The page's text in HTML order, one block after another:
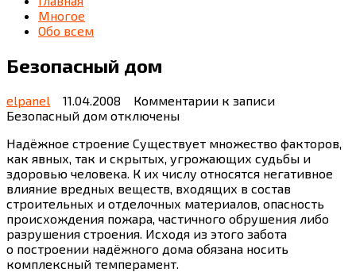
Многое
Обо всем
Безопасный дом
elpanel 11.04.2008 Комментарии к записи
Безопасный дом отключены
Надёжное строение Существует множество факторов,
как явных, так и скрытых, угрожающих судьбы и
здоровью человека. К их числу относятся негативное
влияние вредных веществ, входящих в состав
строительных и отделочных материалов, опасность
происхождения пожара, частичного обрушения либо
разрушения строения. Исходя из этого забота
о построении надёжного дома обязана носить
комплексный темперамент.